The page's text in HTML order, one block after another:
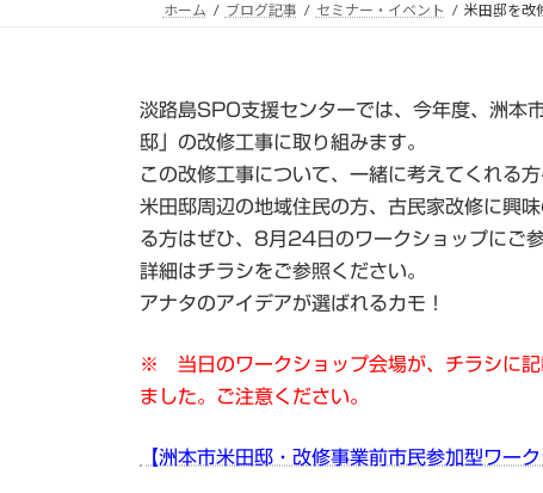
ホーム ブログ記事 セミナー・イベント 米田邸を改
淡路島SPO支援センターでは、今年度、洲本
邸」の改修工事に取り組みます。
この改修工事について、一緒に考えてくれる方
米田邸周辺の地域住民の方、古民家改修に興
る方はぜひ、8月24日のワークショップにご参
詳細はチラシをご参照ください。
アナタのアイデアが選ばれるカモ！
※ 当日のワークショップ会場が、チラシに記
ました。ご注意ください。
【洲本市米田邸・改修事業前市民参加型ワー